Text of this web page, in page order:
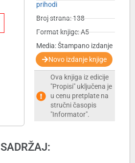
prihodi
Broj strana: 138
Format knjige: A5
Media: Štampano izdanje
Novo izdanje knjige
Ova knjiga iz edicije
"Propisi" uključena je
u cenu pretplate na
stručni časopis
"Informator".
SADRŽAJ: